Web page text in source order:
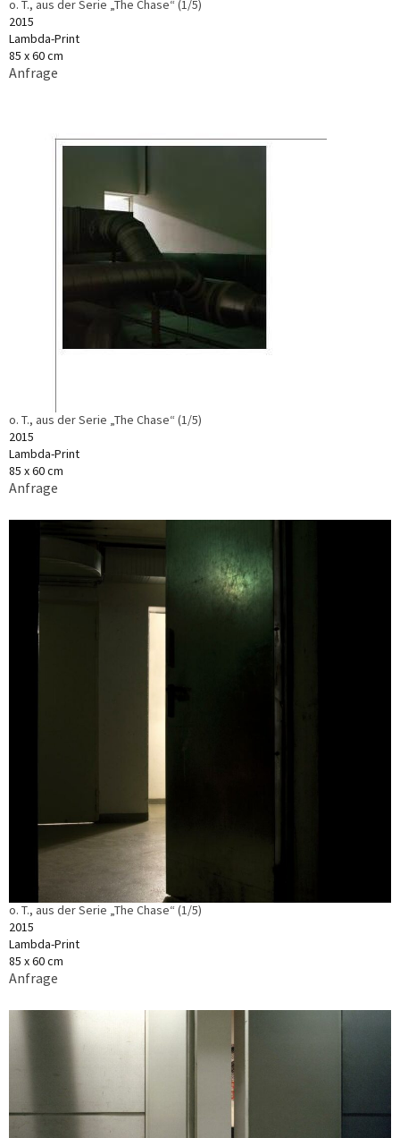
o. T., aus der Serie „The Chase“ (1/5)
2015
Lambda-Print
85 x 60 cm
Anfrage
o. T., aus der Serie „The Chase“ (1/5)
2015
Lambda-Print
85 x 60 cm
Anfrage
o. T., aus der Serie „The Chase“ (1/5)
2015
Lambda-Print
85 x 60 cm
Anfrage